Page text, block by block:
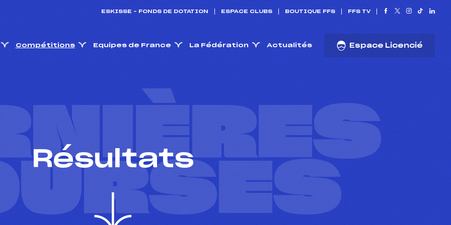
ESKISSE – FONDS DE DOTATION ESPACE CLUBS BOUTIQUE FFS FFS TV
Compétitions Equipes de France La Fédération Actualités Espace Licencié
Résultats